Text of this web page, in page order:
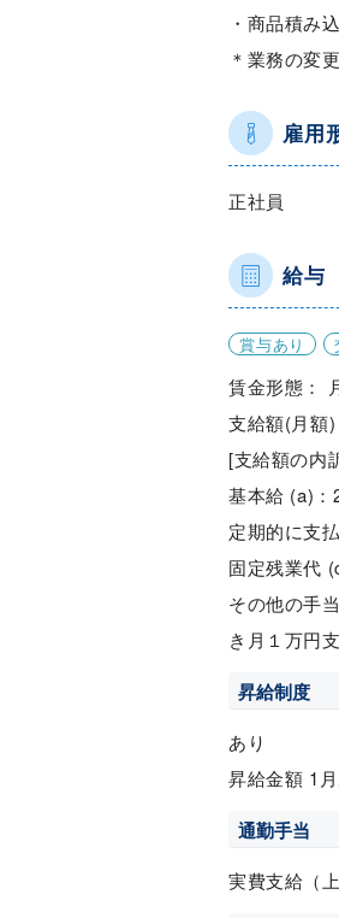
・商品積み
＊業務の変
雇用
正社員
給与
賞与あり
賃金形態：
支給額(月額
[支給額の内
基本給 (a)：
定期的に支
固定残業代
その他の手
き月１万円
昇給制度
あり
昇給金額 1
通勤手当
実費支給（